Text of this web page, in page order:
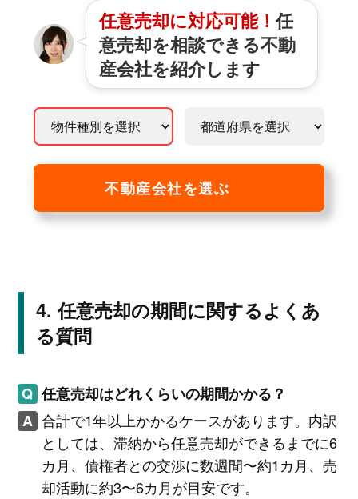
任意売却に対応可能！任
意売却を相談できる不動
産会社を紹介します
不動産会社を選ぶ
任意売却の期間に関するよくあ
る質問
任意売却はどれくらいの期間かかる？
合計で1年以上かかるケースがあります。内訳
としては、滞納から任意売却ができるまでに6
カ月、債権者との交渉に数週間〜約1カ月、売
却活動に約3〜6カ月が目安です。